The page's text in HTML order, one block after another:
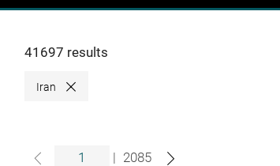
41697 results
Iran Close
| 2085